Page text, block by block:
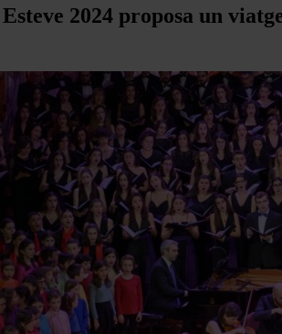
2024 proposa un